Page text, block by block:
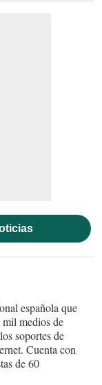
española que
medios de
soportes de
Cuenta con
de 60